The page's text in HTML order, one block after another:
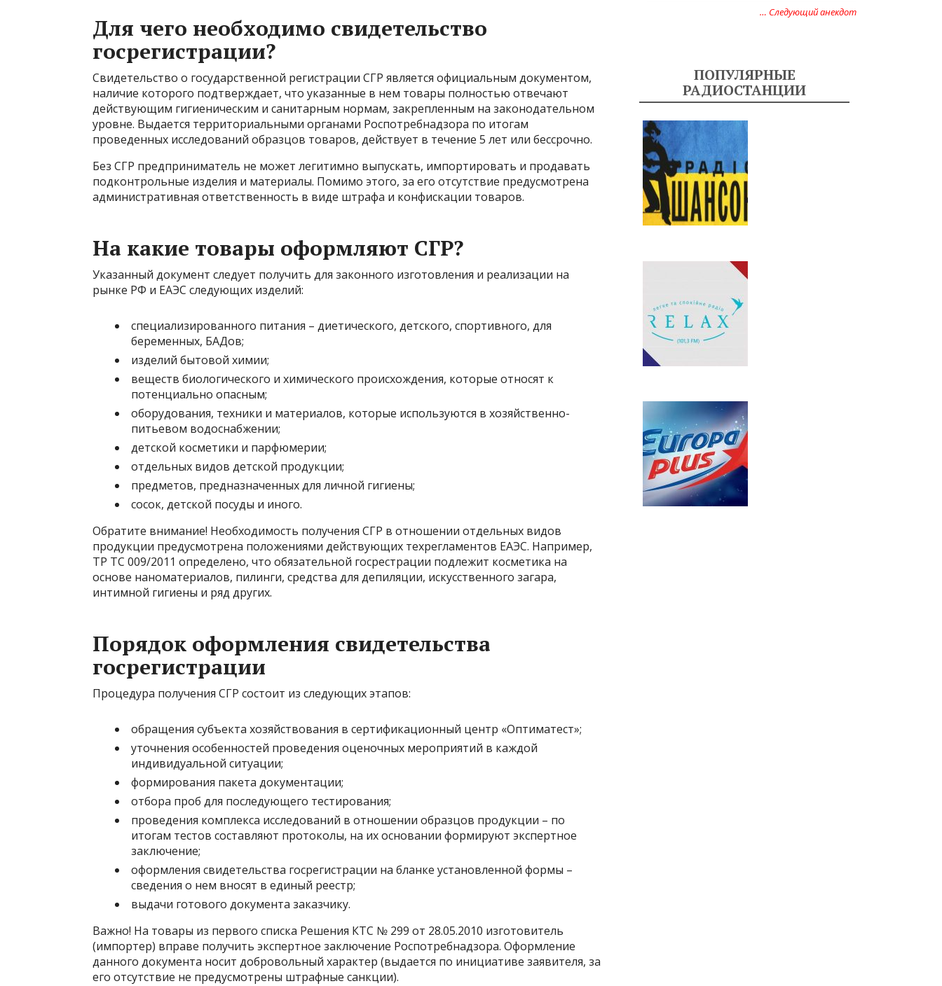
Для чего необходимо свидетельство
госрегистрации?
Свидетельство о государственной регистрации СГР является официальным документом,
наличие которого подтверждает, что указанные в нем товары полностью отвечают
действующим гигиеническим и санитарным нормам, закрепленным на законодательном
уровне. Выдается территориальными органами Роспотребнадзора по итогам
проведенных исследований образцов товаров, действует в течение 5 лет или бессрочно.
Без СГР предприниматель не может легитимно выпускать, импортировать и продавать
подконтрольные изделия и материалы. Помимо этого, за его отсутствие предусмотрена
административная ответственность в виде штрафа и конфискации товаров.
На какие товары оформляют СГР?
Указанный документ следует получить для законного изготовления и реализации на
рынке РФ и ЕАЭС следующих изделий:
специализированного питания – диетического, детского, спортивного, для
беременных, БАДов;
изделий бытовой химии;
веществ биологического и химического происхождения, которые относят к
потенциально опасным;
оборудования, техники и материалов, которые используются в хозяйственно-
питьевом водоснабжении;
детской косметики и парфюмерии;
отдельных видов детской продукции;
предметов, предназначенных для личной гигиены;
сосок, детской посуды и иного.
Обратите внимание! Необходимость получения СГР в отношении отдельных видов
продукции предусмотрена положениями действующих техрегламентов ЕАЭС. Например,
ТР ТС 009/2011 определено, что обязательной госрестрации подлежит косметика на
основе наноматериалов, пилинги, средства для депиляции, искусственного загара,
интимной гигиены и ряд других.
Порядок оформления свидетельства
госрегистрации
Процедура получения СГР состоит из следующих этапов:
обращения субъекта хозяйствования в сертификационный центр «Оптиматест»;
уточнения особенностей проведения оценочных мероприятий в каждой
индивидуальной ситуации;
формирования пакета документации;
отбора проб для последующего тестирования;
проведения комплекса исследований в отношении образцов продукции – по
итогам тестов составляют протоколы, на их основании формируют экспертное
заключение;
оформления свидетельства госрегистрации на бланке установленной формы –
сведения о нем вносят в единый реестр;
выдачи готового документа заказчику.
Важно! На товары из первого списка Решения КТС № 299 от 28.05.2010 изготовитель
(импортер) вправе получить экспертное заключение Роспотребнадзора. Оформление
данного документа носит добровольный характер (выдается по инициативе заявителя, за
его отсутствие не предусмотрены штрафные санкции).
… Следующий анекдот
ПОПУЛЯРНЫЕ
РАДИОСТАНЦИИ